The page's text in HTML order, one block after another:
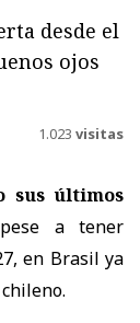
desde el
ojos
1.023 visitas
sus últimos
a tener
en Brasil ya